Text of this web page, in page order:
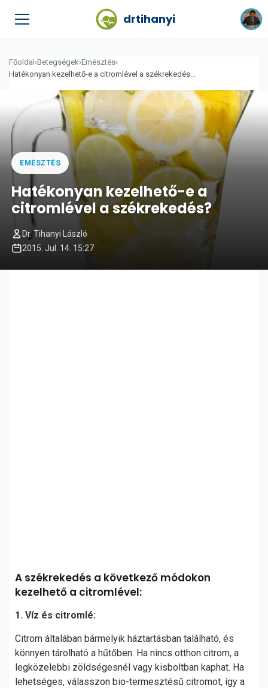
drtihanyi
Főoldal ›Betegségek›Emésztés›
Hatékonyan kezelhető-e a citromlével a székrekedés...
EMÉSZTÉS
Hatékonyan kezelhető-e a
citromlével a székrekedés?
Dr. Tihanyi László
2015. Jul. 14. 15:27
A székrekedés a következő módokon
kezelhető a citromlével:
1. Víz és citromlé:
Citrom általában bármelyik háztartásban található, és
könnyen tárolható a hűtőben. Ha nincs otthon citrom, a
legközelebbi zöldségesnél vagy kisboltban kaphat. Ha
lehetséges, válasszon bio-termesztésű citromot, így a